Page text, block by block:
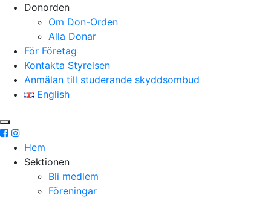
Donorden
Om Don-Orden
Alla Donar
För Företag
Kontakta Styrelsen
Anmälan till studerande skyddsombud
English
Hem
Sektionen
Bli medlem
Föreningar